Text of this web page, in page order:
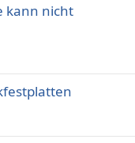
kann nicht